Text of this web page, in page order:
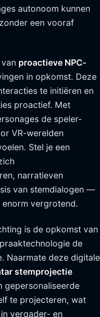
autonoom kunnen
een vooraf
proactieve NPC-
in opkomst. Deze
te initiëren en
proactief. Met
de speler-
VR-werelden
Stel je een
narratieven
van stemdialogen —
vergrotend.
is de opkomst van
de
Naarmate deze digitale
stemprojectie
gepersonaliseerde
te projecteren, wat
vergader- en